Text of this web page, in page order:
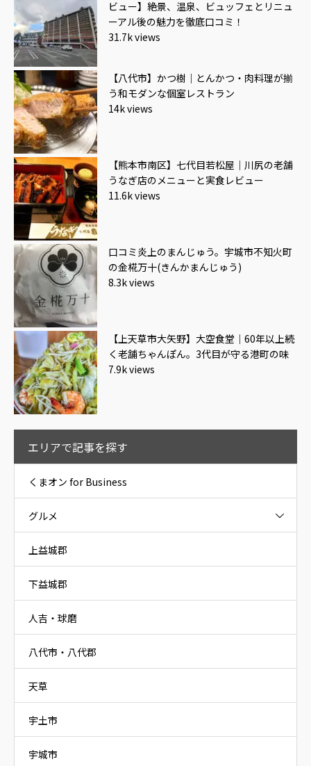
ビュー】絶景、温泉、ビュッフェとリニュ
ーアル後の魅力を徹底口コミ！
31.7k views
【八代市】かつ樹｜とんかつ・肉料理が揃
う和モダンな個室レストラン
14k views
【熊本市南区】七代目若松屋｜川尻の老舗
うなぎ店のメニューと実食レビュー
11.6k views
口コミ炎上のまんじゅう。宇城市不知火町
の金椛万十(きんかまんじゅう)
8.3k views
【上天草市大矢野】大空食堂｜60年以上続
く老舗ちゃんぽん。3代目が守る港町の味
7.9k views
エリアで記事を探す
くまオン for Business
グルメ
上益城郡
下益城郡
人吉・球磨
八代市・八代郡
天草
宇土市
宇城市